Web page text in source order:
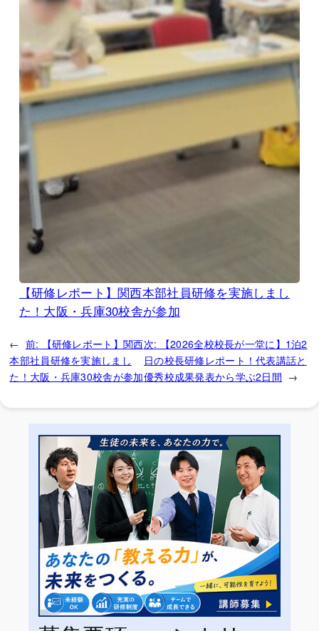
【研修レポート】関西本部社員研修を実施しまし
た！大阪・兵庫30校舎が参加
← 前:
【研修レポート】関西
本部社員研修を実施しまし
た！大阪・兵庫30校舎が参加
次:
【2026全校校長が一堂に】1泊2
日の校長研修レポート！代表講話と
優秀校成果発表から学ぶ2日間 →